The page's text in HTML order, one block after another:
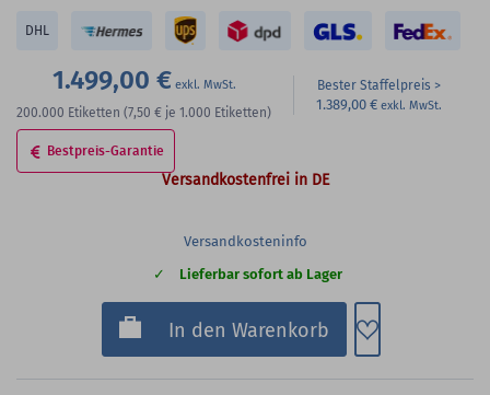
DHL
1.499,00 €
200.000 Etiketten (7,50 € je 1.000 Etiketten)
Bester Staffelpreis
1.389,00 €
Bestpreis-Garantie
Versandkostenfrei in DE
Versandkosteninfo
Lieferbar sofort ab Lager
In den Warenkorb Zum